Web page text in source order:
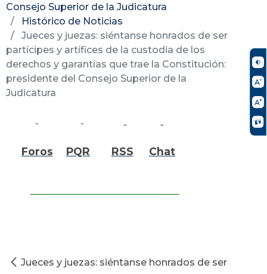
Consejo Superior de la Judicatura
Histórico de Noticias
Jueces y juezas: siéntanse honrados de ser
partícipes y artífices de la custodia de los
derechos y garantías que trae la Constitución:
presidente del Consejo Superior de la
Judicatura
Foros PQR RSS Chat
Jueces y juezas: siéntanse honrados de ser